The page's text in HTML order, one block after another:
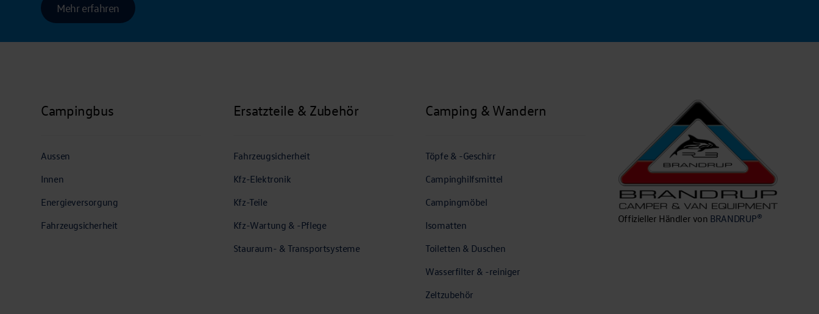
Mehr erfahren
Campingbus
Aussen
Innen
Energieversorgung
Fahrzeugsicherheit
Ersatzteile & Zubehör
Fahrzeugsicherheit
Kfz-Elektronik
Kfz-Teile
Kfz-Wartung & -Pflege
Stauraum- & Transportsysteme
Camping & Wandern
Töpfe & -Geschirr
Campinghilfsmittel
Campingmöbel
Isomatten
Toiletten & Duschen
Wasserfilter & -reiniger
Zeltzubehör
Offizieller Händler von BRANDRUP®